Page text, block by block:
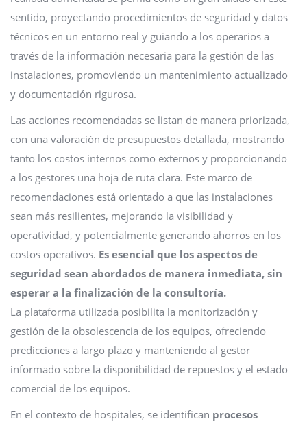
sentido, proyectando procedimientos de seguridad y datos
técnicos en un entorno real y guiando a los operarios a
través de la información necesaria para la gestión de las
instalaciones, promoviendo un mantenimiento actualizado
y documentación rigurosa.
Las acciones recomendadas se listan de manera priorizada,
con una valoración de presupuestos detallada, mostrando
tanto los costos internos como externos y proporcionando
a los gestores una hoja de ruta clara. Este marco de
recomendaciones está orientado a que las instalaciones
sean más resilientes, mejorando la visibilidad y
operatividad, y potencialmente generando ahorros en los
costos operativos. Es esencial que los aspectos de
seguridad sean abordados de manera inmediata, sin
esperar a la finalización de la consultoría.
La plataforma utilizada posibilita la monitorización y
gestión de la obsolescencia de los equipos, ofreciendo
predicciones a largo plazo y manteniendo al gestor
informado sobre la disponibilidad de repuestos y el estado
comercial de los equipos.
En el contexto de hospitales, se identifican procesos